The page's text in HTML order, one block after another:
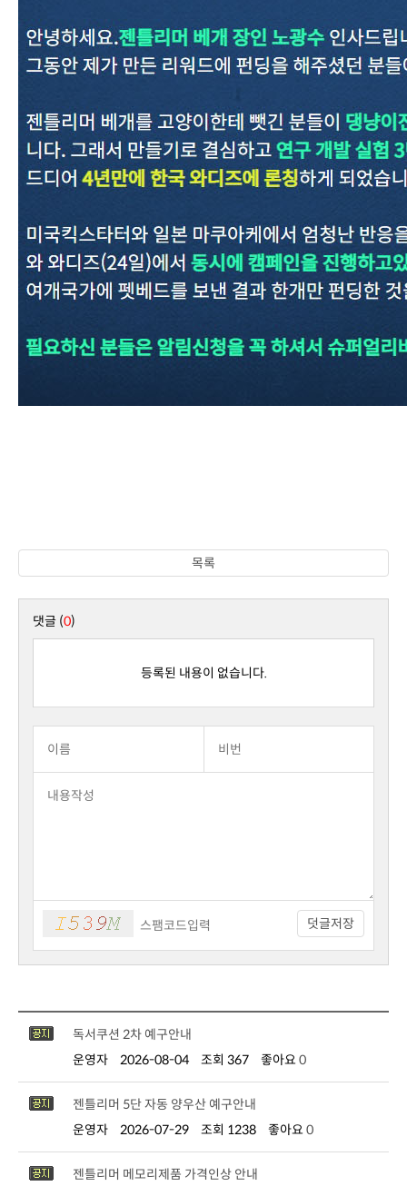
목록
댓글 (0)
등록된 내용이 없습니다.
덧글저장
독서쿠션 2차 예구안내
운영자
2026-08-04 조회 367 좋아요 0
젠틀리머 5단 자동 양우산 예구안내
운영자
2026-07-29 조회 1238 좋아요 0
젠틀리머 메모리제품 가격인상 안내